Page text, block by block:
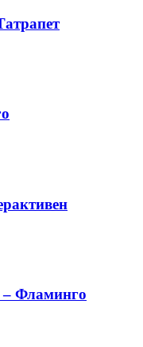
– Фламинго